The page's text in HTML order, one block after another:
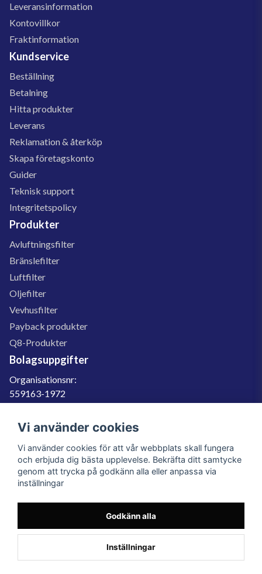
Leveransinformation
Kontovillkor
Fraktinformation
Kundservice
Beställning
Betalning
Hitta produkter
Leverans
Reklamation & återköp
Skapa företagskonto
Guider
Teknisk support
Integritetspolicy
Produkter
Avluftningsfilter
Bränslefilter
Luftfilter
Oljefilter
Vevhusfilter
Payback produkter
Q8-Produkter
Bolagsuppgifter
Organisationsnr:
559163-1972
SE559163197201
060-566 800
info@filter.se
559163-1972
© 2023 Filter.se, All rights reserved.
Vi använder cookies
Vi använder cookies för att vår webbplats skall fungera
och erbjuda dig bästa upplevelse. Bekräfta ditt samtycke
genom att trycka på godkänn alla eller anpassa via
inställningar
Godkänn alla
Inställningar